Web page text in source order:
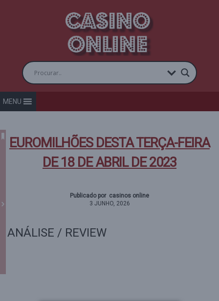
MENU
EUROMILHÕES DESTA TERÇA-FEIRA
DE 18 DE ABRIL DE 2023
Publicado por casinos online
3 JUNHO, 2026
ANÁLISE / REVIEW